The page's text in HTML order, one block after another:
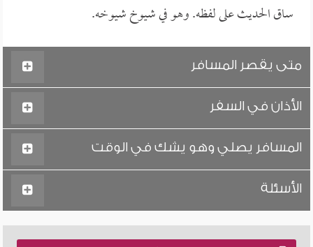
ساق الحديث على لفظه. وهو في شيوخ شيوخه.
متى يقصر المسافر
الأذان في السفر
المسافر يصلي وهو يشك في الوقت
الأسئلة